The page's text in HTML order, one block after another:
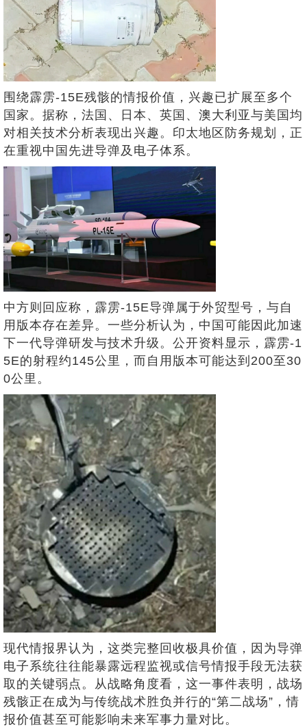
围绕霹雳-15E残骸的情报价值，兴趣已扩展至多个
国家。据称，法国、日本、英国、澳大利亚与美国均
对相关技术分析表现出兴趣。印太地区防务规划，正
在重视中国先进导弹及电子体系。
中方则回应称，霹雳-15E导弹属于外贸型号，与自
用版本存在差异。一些分析认为，中国可能因此加速
下一代导弹研发与技术升级。公开资料显示，霹雳-1
5E的射程约145公里，而自用版本可能达到200至30
0公里。
现代情报界认为，这类完整回收极具价值，因为导弹
电子系统往往能暴露远程监视或信号情报手段无法获
取的关键弱点。从战略角度看，这一事件表明，战场
残骸正在成为与传统战术胜负并行的“第二战场”，情
报价值甚至可能影响未来军事力量对比。